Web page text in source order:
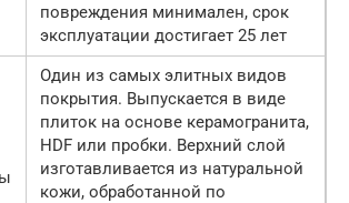
повреждения минимален, срок
эксплуатации достигает 25 лет
Один из самых элитных видов
покрытия. Выпускается в виде
плиток на основе керамогранита,
HDF или пробки. Верхний слой
изготавливается из натуральной
кожи, обработанной по